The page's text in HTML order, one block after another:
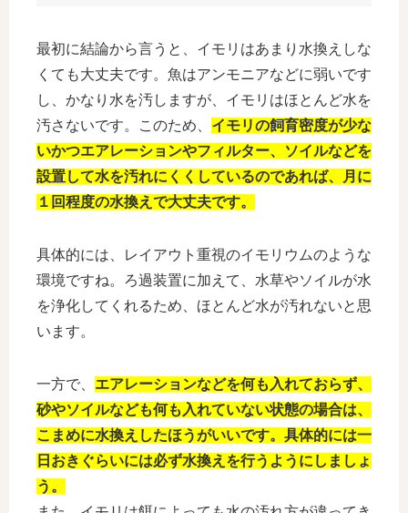
最初に結論から言うと、イモリはあまり水換えしな
くても大丈夫です。魚はアンモニアなどに弱いです
し、かなり水を汚しますが、イモリはほとんど水を
汚さないです。このため、 イモリの飼育密度が少な
いかつエアレーションやフィルター、ソイルなどを
設置して水を汚れにくくしているのであれば、月に
１回程度の水換えで大丈夫です。
具体的には、レイアウト重視のイモリウムのような
環境ですね。ろ過装置に加えて、水草やソイルが水
を浄化してくれるため、ほとんど水が汚れないと思
います。
一方で、 エアレーションなどを何も入れておらず、
砂やソイルなども何も入れていない状態の場合は、
こまめに水換えしたほうがいいです。具体的には一
日おきぐらいには必ず水換えを行うようにしましょ
う。